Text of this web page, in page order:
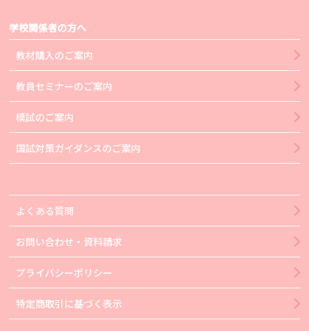
学校関係者の方へ
教材購入のご案内
教員セミナーのご案内
模試のご案内
国試対策ガイダンスのご案内
よくある質問
お問い合わせ・資料請求
プライバシーポリシー
特定商取引に基づく表示